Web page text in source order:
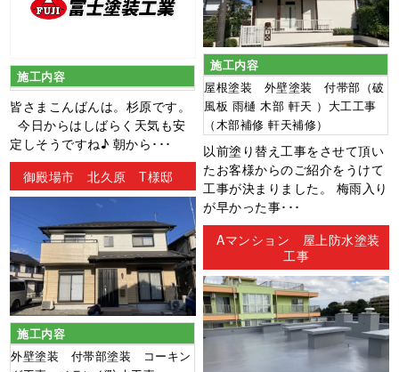
施工内容
皆さまこんばんは。杉原です。
今日からはしばらく天気も安
定しそうですね♪ 朝から･･･
施工内容
屋根塗装 外壁塗装 付帯部（破
風板 雨樋 木部 軒天 ）大工工事
（木部補修 軒天補修）
以前塗り替え工事をさせて頂い
たお客様からのご紹介をうけて
工事が決まりました。 梅雨入り
が早かった事･･･
御殿場市 北久原 T様邸
施工内容
外壁塗装 付帯部塗装 コーキン
Aマンション 屋上防水塗装
工事